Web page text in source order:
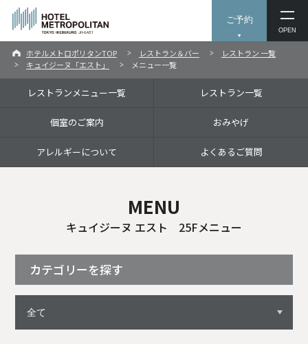
ご予約
OPEN
ホテルメトロポリタンTOP レストラン＆バー
レストラン 一覧
キュイジーヌ「エスト」
メニュー一覧
レストランメニュー一覧 レストラン一覧
個室のご案内 おみやげ
アレルギーについて よくあるご質問
MENU
キュイジーヌ エスト 25Fメニュー
カテゴリーを探す